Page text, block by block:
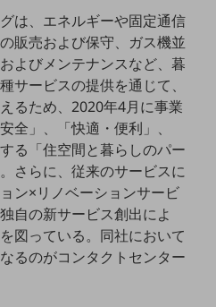
介します
は、エネルギーや固定通信
販売および保守、ガス機並
よびメンテナンスなど、暮
サービスの提供を通じて、
るため、2020年4月に事業
全」、「快適・便利」、
る「住空間と暮らしのパー
さらに、従来のサービスに
ン×リノベーションサービ
自の新サービス創出によ
図っている。同社において
るのがコンタクトセンター